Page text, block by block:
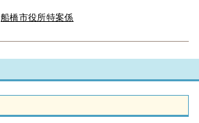
船橋市役所特案係